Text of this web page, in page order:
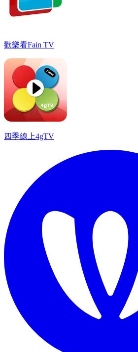
歡樂看Fain TV
四季線上4gTV